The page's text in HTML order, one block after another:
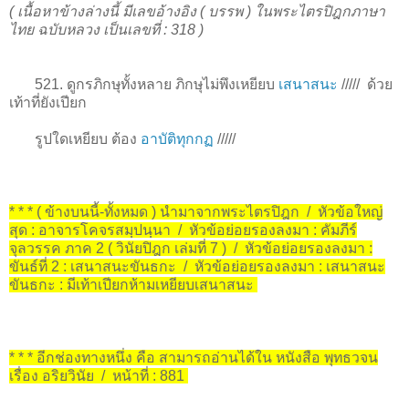
( เนื้อหาข้างล่างนี้ มีเลขอ้างอิง ( บรรพ ) ในพระไตรปิฎกภาษา
ไทย ฉบับหลวง เป็นเลขที่ : 318 )
521. ดูกรภิกษุทั้งหลาย ภิกษุไม่พึงเหยียบ เสนาสนะ ///// ด้วย
เท้าที่ยังเปียก
รูปใดเหยียบ ต้อง อาบัติทุกกฏ /////
* * * ( ข้างบนนี้-ทั้งหมด ) นำมาจากพระไตรปิฎก / หัวข้อใหญ่
สุด : อาจารโคจรสมฺปนฺนา / หัวข้อย่อยรองลงมา : คัมภีร์
จุลวรรค ภาค 2 ( วินัยปิฎก เล่มที่ 7 ) / หัวข้อย่อยรองลงมา :
ขันธ์ที่ 2 : เสนาสนะขันธกะ / หัวข้อย่อยรองลงมา : เสนาสนะ
ขันธกะ : มีเท้าเปียกห้ามเหยียบเสนาสนะ
* * * อีกช่องทางหนึ่ง คือ สามารถอ่านได้ใน หนังสือ พุทธวจน
เรื่อง อริยวินัย / หน้าที่ : 881